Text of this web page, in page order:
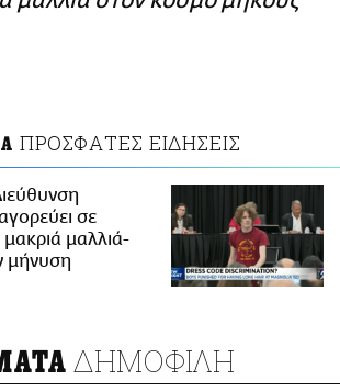
ΠΡΟΣΦΑΤΕΣ ΕΙΔΗΣΕΙΣ
σε
μαλλιά-
μήνυση
ΔΗΜΟΦΙΛΗ